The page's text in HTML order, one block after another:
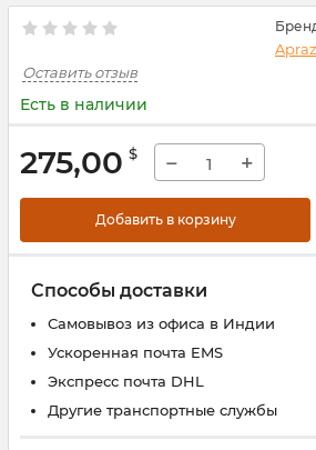
Оставить отзыв
Есть в наличии
275,00 $ − +
Добавить в корзину
Способы доставки
Самовывоз из офиса в Индии
Ускоренная почта EMS
Экспресс почта DHL
Другие транспортные службы